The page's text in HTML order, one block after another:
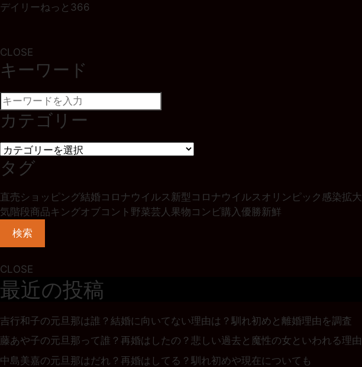
デイリーねっと366
CLOSE
キーワード
カテゴリー
タグ
直売ショッピング結婚 コロナウイルス 新型コロナウイルス オリンピック 感染拡大
気階段商品キングオブコント 野菜芸人 果物 コンビ購入 優勝新鮮
検索
CLOSE
最近の投稿
吉行和子の元旦那は誰？結婚に向いてない理由は？馴れ初めと離婚理由を調査
藤あや子の元旦那って誰？再婚はしたの？悲しい過去と魔性の女といわれる理由
中島美嘉の元旦那はだれ？再婚はしてる？馴れ初めや現在についても